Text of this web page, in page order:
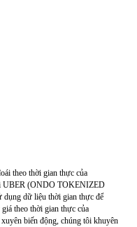
theo thời gian thực của
UBER (ONDO TOKENIZED
dữ liệu thời gian thực để
theo thời gian thực của
biến động, chúng tôi khuyên